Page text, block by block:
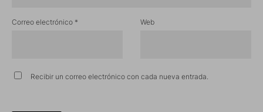
Correo electrónico * Web
Recibir un correo electrónico con cada nueva entrada.